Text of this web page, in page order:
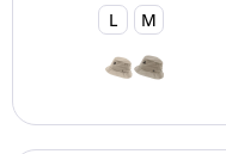
L M